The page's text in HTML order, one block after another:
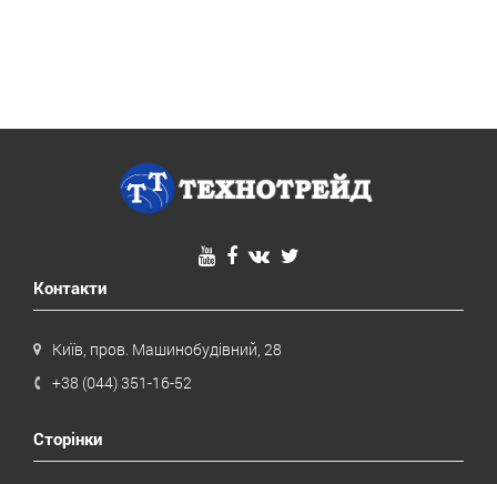
Контакти
Київ, пров. Машинобудівний, 28
+38 (044) 351-16-52
Сторінки